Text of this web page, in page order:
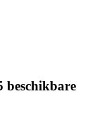
beschikbare